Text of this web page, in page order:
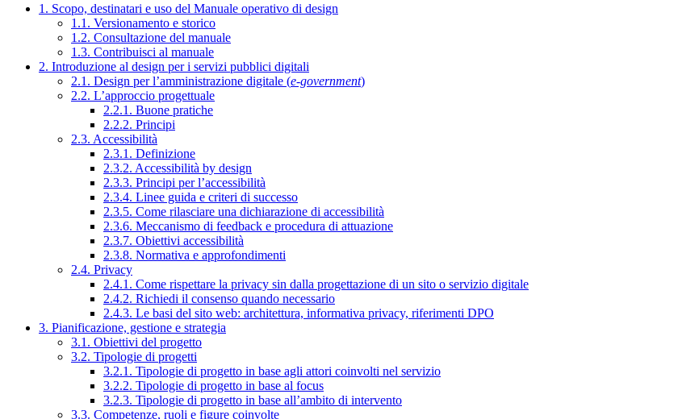
1. Scopo, destinatari e uso del Manuale operativo di design
1.1. Versionamento e storico
1.2. Consultazione del manuale
1.3. Contribuisci al manuale
2. Introduzione al design per i servizi pubblici digitali
2.1. Design per l’amministrazione digitale (e-government)
2.2. L’approccio progettuale
2.2.1. Buone pratiche
2.2.2. Principi
2.3. Accessibilità
2.3.1. Definizione
2.3.2. Accessibilità by design
2.3.3. Principi per l’accessibilità
2.3.4. Linee guida e criteri di successo
2.3.5. Come rilasciare una dichiarazione di accessibilità
2.3.6. Meccanismo di feedback e procedura di attuazione
2.3.7. Obiettivi accessibilità
2.3.8. Normativa e approfondimenti
2.4. Privacy
2.4.1. Come rispettare la privacy sin dalla progettazione di un sito o servizio digitale
2.4.2. Richiedi il consenso quando necessario
2.4.3. Le basi del sito web: architettura, informativa privacy, riferimenti DPO
3. Pianificazione, gestione e strategia
3.1. Obiettivi del progetto
3.2. Tipologie di progetti
3.2.1. Tipologie di progetto in base agli attori coinvolti nel servizio
3.2.2. Tipologie di progetto in base al focus
3.2.3. Tipologie di progetto in base all’ambito di intervento
3.3. Competenze, ruoli e figure coinvolte